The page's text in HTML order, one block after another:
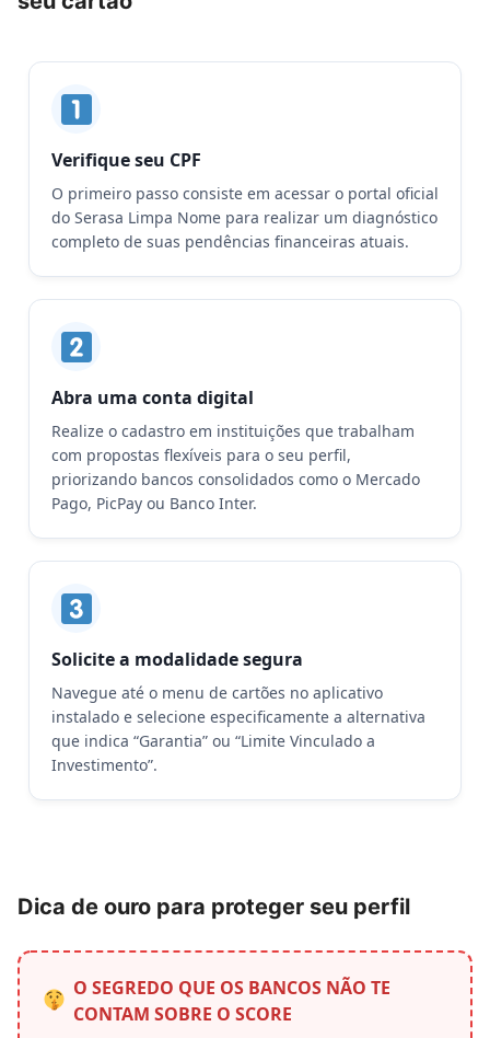
Verifique seu CPF
O primeiro passo consiste em acessar o portal oficial
do Serasa Limpa Nome para realizar um diagnóstico
completo de suas pendências financeiras atuais.
Abra uma conta digital
Realize o cadastro em instituições que trabalham
com propostas flexíveis para o seu perfil,
priorizando bancos consolidados como o Mercado
Pago, PicPay ou Banco Inter.
Solicite a modalidade segura
Navegue até o menu de cartões no aplicativo
instalado e selecione especificamente a alternativa
que indica “Garantia” ou “Limite Vinculado a
Investimento”.
Dica de ouro para proteger seu perfil
O SEGREDO QUE OS BANCOS NÃO TE
CONTAM SOBRE O SCORE